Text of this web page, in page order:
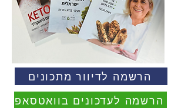
הרשמה לדיוור מתכונים
הרשמה לעדכונים בוואטסאפ